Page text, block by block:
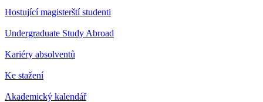
Hostující magisterští studenti
Undergraduate Study Abroad
Kariéry absolventů
Ke stažení
Akademický kalendář